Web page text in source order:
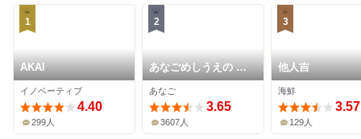
1
AKAI
イノベーティブ
4.40
299人
2
あなごめしうえの 宮
島口本店
あなご
3.65
3607人
3
他人吉
海鮮
3.57
129人